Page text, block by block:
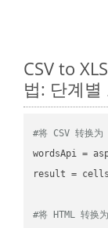
CSV to
법: 단계별
#将 CSV 转换为
wordsApi =
result =
#将 HTML 转换